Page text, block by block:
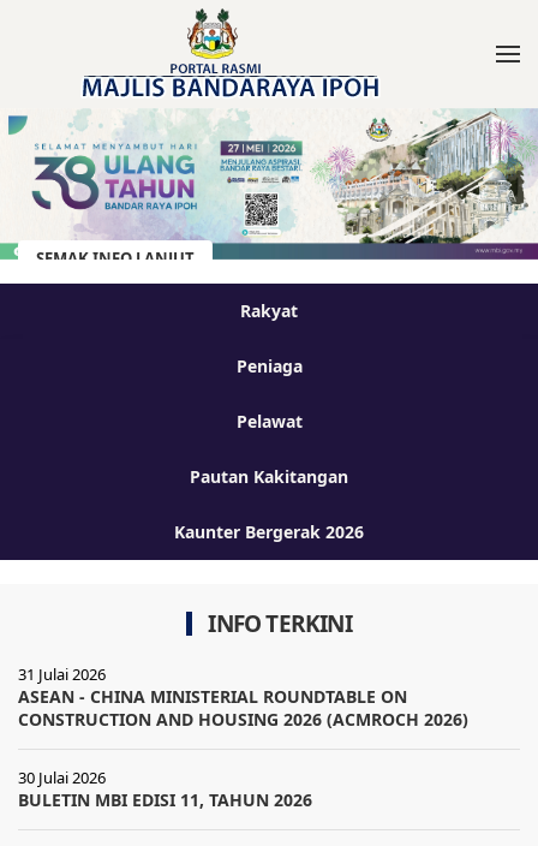
SEMAK INFO LANJUT
Rakyat
Peniaga
Pelawat
Pautan Kakitangan
Kaunter Bergerak 2026
INFO TERKINI
31 Julai 2026
ASEAN - CHINA MINISTERIAL ROUNDTABLE ON
CONSTRUCTION AND HOUSING 2026 (ACMROCH 2026)
30 Julai 2026
BULETIN MBI EDISI 11, TAHUN 2026